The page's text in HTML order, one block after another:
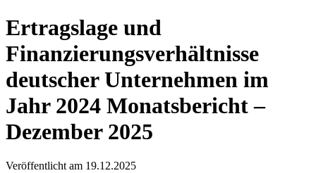
Ertragslage und
Finanzierungsverhältnisse
deutscher Unternehmen im
Jahr 2024 Monatsbericht –
Dezember 2025
Veröffentlicht am 19.12.2025